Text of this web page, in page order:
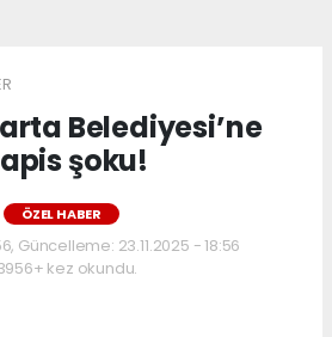
Belediyesi’ne
şoku!
ÖZEL HABER
Güncelleme: 23.11.2025 - 18:56
kez okundu.